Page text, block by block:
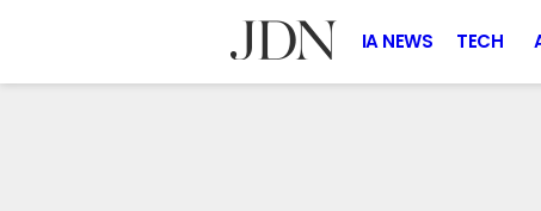
IA NEWS TECH